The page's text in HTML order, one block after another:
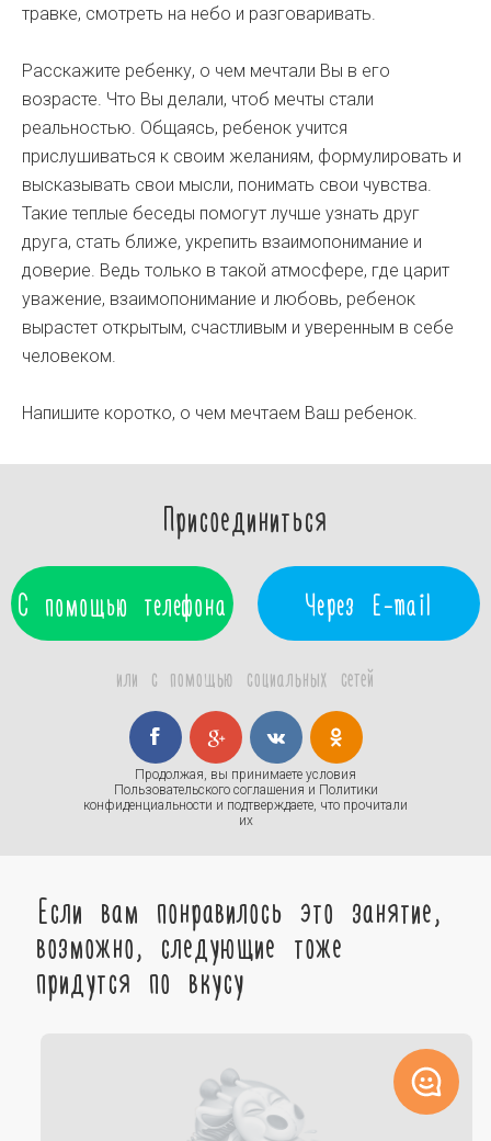
травке, смотреть на небо и разговаривать.
Расскажите ребенку, о чем мечтали Вы в его
возрасте. Что Вы делали, чтоб мечты стали
реальностью. Общаясь, ребенок учится
прислушиваться к своим желаниям, формулировать и
высказывать свои мысли, понимать свои чувства.
Такие теплые беседы помогут лучше узнать друг
друга, стать ближе, укрепить взаимопонимание и
доверие. Ведь только в такой атмосфере, где царит
уважение, взаимопонимание и любовь, ребенок
вырастет открытым, счастливым и уверенным в себе
человеком.
Напишите коротко, о чем мечтаем Ваш ребенок.
Присоединиться
С помощью телефона Через E-mail
или с помощью социальных сетей
Продолжая, вы принимаете условия
Пользовательского соглашения и Политики
конфиденциальности и подтверждаете, что прочитали
их
Если вам понравилось это занятие,
возможно, следующие тоже
придутся по вкусу